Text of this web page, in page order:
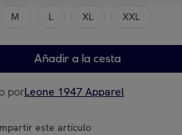
M L XL XXL
Añadir a la cesta
porLeone 1947 Apparel
este artículo